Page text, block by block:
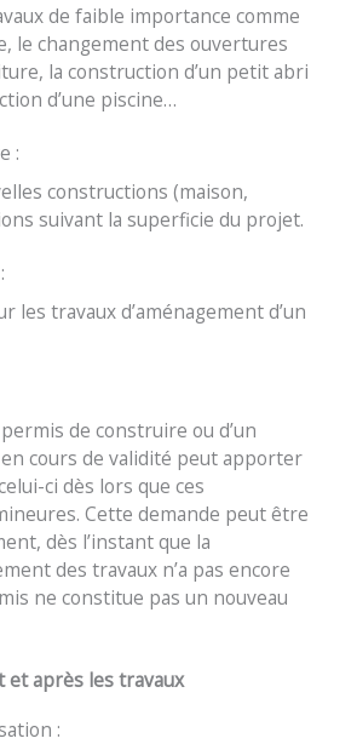
de faible importance comme
le changement des ouvertures
la construction d’un petit abri
d’une piscine…
:
constructions (maison,
suivant la superficie du projet.
les travaux d’aménagement d’un
de construire ou d’un
cours de validité peut apporter
ci dès lors que ces
Cette demande peut être
dès l’instant que la
des travaux n’a pas encore
ne constitue pas un nouveau
et après les travaux
: